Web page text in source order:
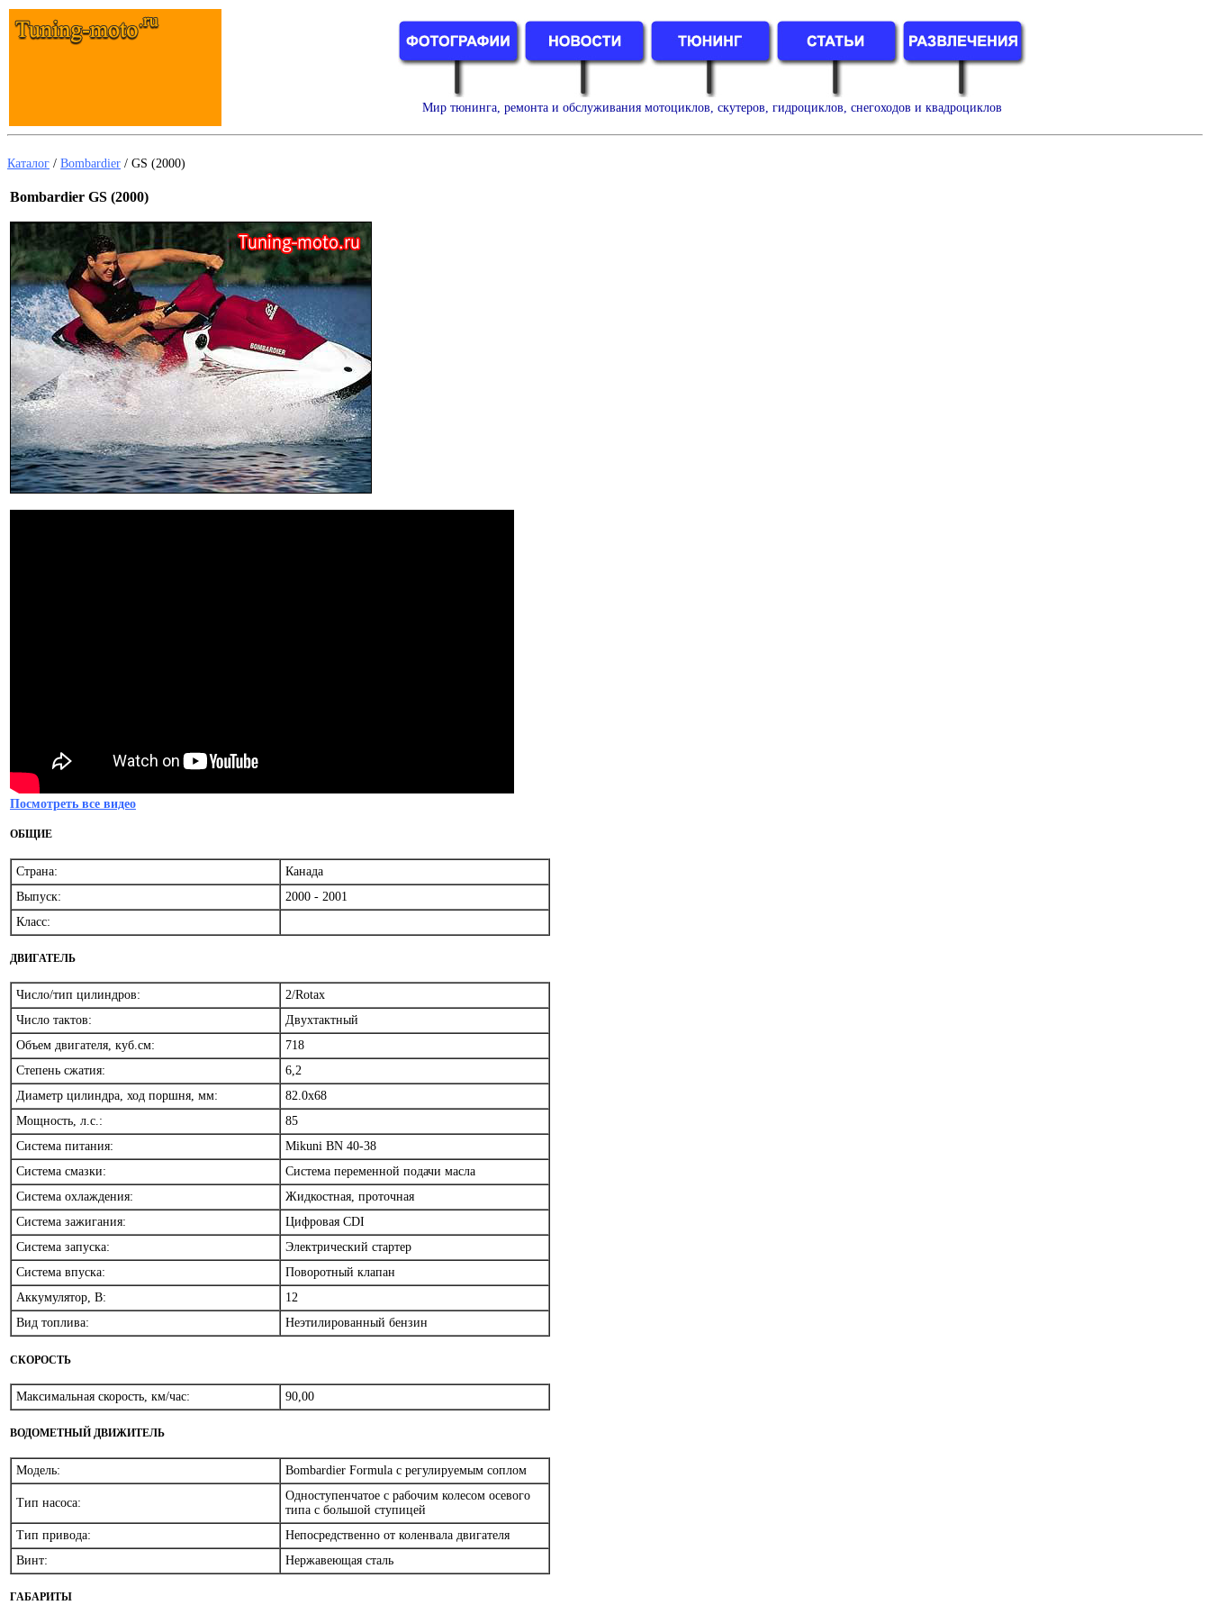
Мир тюнинга, ремонта и обслуживания мотоциклов, скутеров, гидроциклов, снегоходов и квадроциклов
Каталог / Bombardier / GS (2000)
Bombardier GS (2000)
Посмотреть все видео
ОБЩИЕ
Страна:
Канада
Выпуск:
2000 - 2001
Класс:
ДВИГАТЕЛЬ
Число/тип цилиндров:
2/Rotax
Число тактов:
Двухтактный
Объем двигателя, куб.см:
718
Степень сжатия:
6,2
Диаметр цилиндра, ход поршня, мм:
82.0x68
Мощность, л.с.:
85
Система питания:
Mikuni BN 40-38
Система смазки:
Система переменной подачи масла
Система охлаждения:
Жидкостная, проточная
Система зажигания:
Цифровая CDI
Система запуска:
Электрический стартер
Система впуска:
Поворотный клапан
Аккумулятор, В:
12
Вид топлива:
Неэтилированный бензин
СКОРОСТЬ
Максимальная скорость, км/час: 90,00
ВОДОМЕТНЫЙ ДВИЖИТЕЛЬ
Модель: Bombardier Formula с регулируемым соплом
Тип насоса:
Одноступенчатое с рабочим колесом осевого
типа с большой ступицей
Тип привода:
Непосредственно от коленвала двигателя
Винт:
Нержавеющая сталь
ГАБАРИТЫ